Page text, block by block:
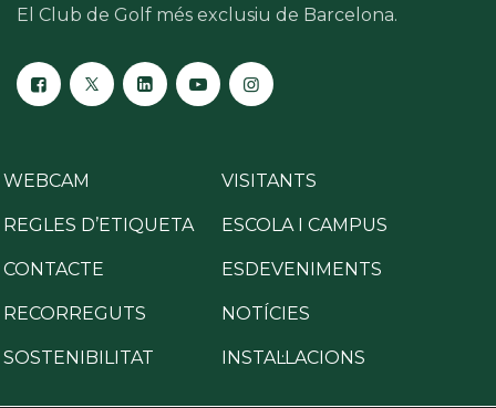
El Club de Golf més exclusiu de Barcelona.
WEBCAM VISITANTS
REGLES D’ETIQUETA ESCOLA I CAMPUS
CONTACTE ESDEVENIMENTS
RECORREGUTS NOTÍCIES
SOSTENIBILITAT INSTAL·LACIONS